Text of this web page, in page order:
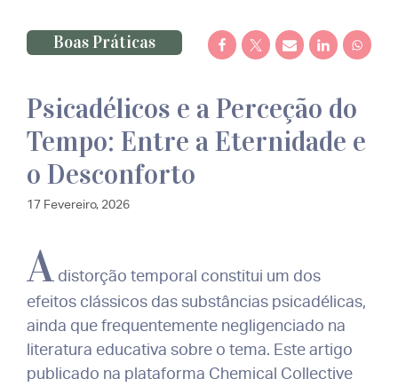
Boas Práticas
Psicadélicos e a Perceção do
Tempo: Entre a Eternidade e
o Desconforto
17 Fevereiro, 2026
A distorção temporal constitui um dos
efeitos clássicos das substâncias psicadélicas,
ainda que frequentemente negligenciado na
literatura educativa sobre o tema. Este artigo
publicado na plataforma Chemical Collective